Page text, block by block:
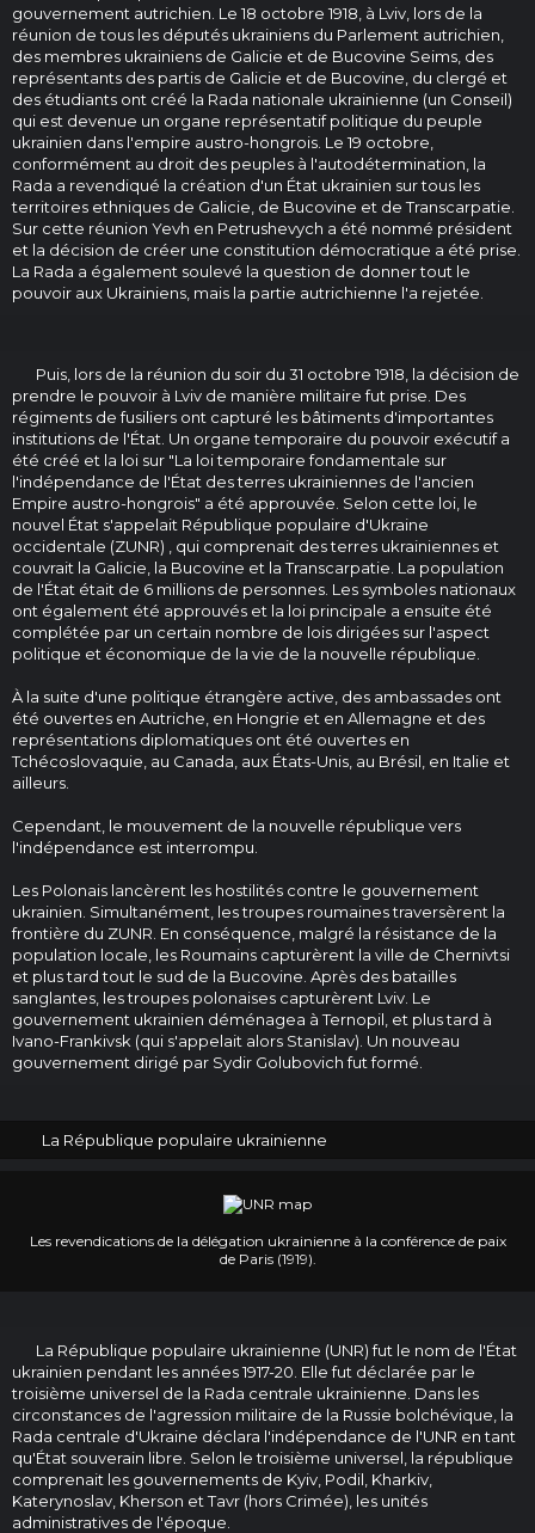
gouvernement autrichien. Le 18 octobre 1918, à Lviv, lors de la
réunion de tous les députés ukrainiens du Parlement autrichien,
des membres ukrainiens de Galicie et de Bucovine Seims, des
représentants des partis de Galicie et de Bucovine, du clergé et
des étudiants ont créé la Rada nationale ukrainienne (un Conseil)
qui est devenue un organe représentatif politique du peuple
ukrainien dans l'empire austro-hongrois. Le 19 octobre,
conformément au droit des peuples à l'autodétermination, la
Rada a revendiqué la création d'un État ukrainien sur tous les
territoires ethniques de Galicie, de Bucovine et de Transcarpatie.
Sur cette réunion Yevh en Petrushevych a été nommé président
et la décision de créer une constitution démocratique a été prise.
La Rada a également soulevé la question de donner tout le
pouvoir aux Ukrainiens, mais la partie autrichienne l'a rejetée.
Puis, lors de la réunion du soir du 31 octobre 1918, la décision de
prendre le pouvoir à Lviv de manière militaire fut prise. Des
régiments de fusiliers ont capturé les bâtiments d'importantes
institutions de l'État. Un organe temporaire du pouvoir exécutif a
été créé et la loi sur "La loi temporaire fondamentale sur
l'indépendance de l'État des terres ukrainiennes de l'ancien
Empire austro-hongrois" a été approuvée. Selon cette loi, le
nouvel État s'appelait République populaire d'Ukraine
occidentale (ZUNR) , qui comprenait des terres ukrainiennes et
couvrait la Galicie, la Bucovine et la Transcarpatie. La population
de l'État était de 6 millions de personnes. Les symboles nationaux
ont également été approuvés et la loi principale a ensuite été
complétée par un certain nombre de lois dirigées sur l'aspect
politique et économique de la vie de la nouvelle république.
À la suite d'une politique étrangère active, des ambassades ont
été ouvertes en Autriche, en Hongrie et en Allemagne et des
représentations diplomatiques ont été ouvertes en
Tchécoslovaquie, au Canada, aux États-Unis, au Brésil, en Italie et
ailleurs.
Cependant, le mouvement de la nouvelle république vers
l'indépendance est interrompu.
Les Polonais lancèrent les hostilités contre le gouvernement
ukrainien. Simultanément, les troupes roumaines traversèrent la
frontière du ZUNR. En conséquence, malgré la résistance de la
population locale, les Roumains capturèrent la ville de Chernivtsi
et plus tard tout le sud de la Bucovine. Après des batailles
sanglantes, les troupes polonaises capturèrent Lviv. Le
gouvernement ukrainien déménagea à Ternopil, et plus tard à
Ivano-Frankivsk (qui s'appelait alors Stanislav). Un nouveau
gouvernement dirigé par Sydir Golubovich fut formé.
La République populaire ukrainienne
Les revendications de la délégation ukrainienne à la conférence de paix
de Paris (1919).
La République populaire ukrainienne (UNR) fut le nom de l'État
ukrainien pendant les années 1917-20. Elle fut déclarée par le
troisième universel de la Rada centrale ukrainienne. Dans les
circonstances de l'agression militaire de la Russie bolchévique, la
Rada centrale d'Ukraine déclara l'indépendance de l'UNR en tant
qu'État souverain libre. Selon le troisième universel, la république
comprenait les gouvernements de Kyiv, Podil, Kharkiv,
Katerynoslav, Kherson et Tavr (hors Crimée), les unités
administratives de l'époque.